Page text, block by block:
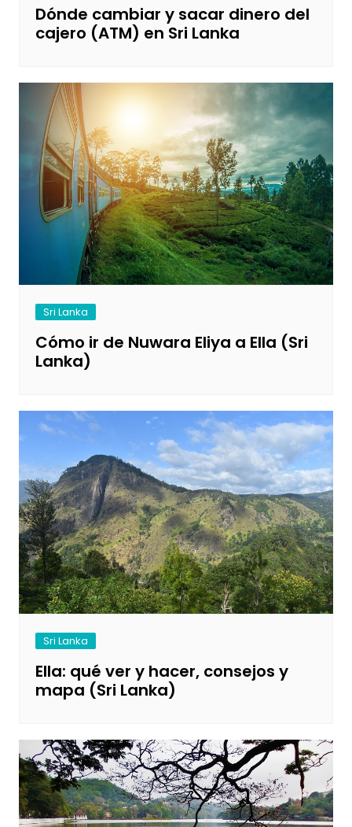
Dónde cambiar y sacar dinero del
cajero (ATM) en Sri Lanka
Sri Lanka
Cómo ir de Nuwara Eliya a Ella (Sri
Lanka)
Sri Lanka
Ella: qué ver y hacer, consejos y
mapa (Sri Lanka)